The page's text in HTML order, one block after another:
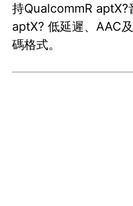
持QualcommR aptX?
aptX? 低延遲、AAC
碼格式。